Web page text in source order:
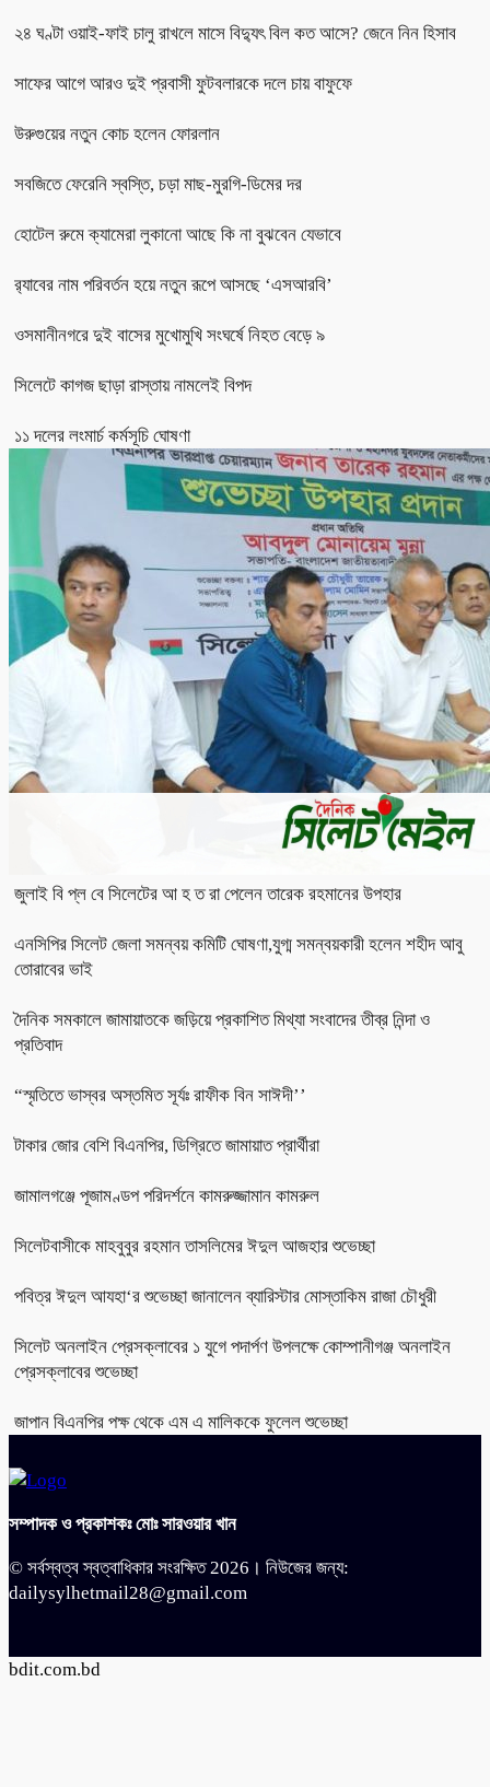
২৪ ঘণ্টা ওয়াই-ফাই চালু রাখলে মাসে বিদ্যুৎ বিল কত আসে? জেনে নিন হিসাব
সাফের আগে আরও দুই প্রবাসী ফুটবলারকে দলে চায় বাফুফে
উরুগুয়ের নতুন কোচ হলেন ফোরলান
সবজিতে ফেরেনি স্বস্তি, চড়া মাছ-মুরগি-ডিমের দর
হোটেল রুমে ক্যামেরা লুকানো আছে কি না বুঝবেন যেভাবে
র‌্যাবের নাম পরিবর্তন হয়ে নতুন রূপে আসছে ‘এসআরবি’
ওসমানীনগরে দুই বাসের মুখোমুখি সংঘর্ষে নিহত বেড়ে ৯
সিলেটে কাগজ ছাড়া রাস্তায় নামলেই বিপদ
১১ দলের লংমার্চ কর্মসূচি ঘোষণা
জুলাই বি প্ল বে সিলেটের আ হ ত রা পেলেন তারেক রহমানের উপহার
এনসিপির সিলেট জেলা সমন্বয় কমিটি ঘোষণা,যুগ্ম সমন্বয়কারী হলেন শহীদ আবু
তোরাবের ভাই
দৈনিক সমকালে জামায়াতকে জড়িয়ে প্রকাশিত মিথ্যা সংবাদের তীব্র নিন্দা ও
প্রতিবাদ
“স্মৃতিতে ভাস্বর অস্তমিত সূর্যঃ রাফীক বিন সাঈদী’’
টাকার জোর বেশি বিএনপির, ডিগ্রিতে জামায়াত প্রার্থীরা
জামালগঞ্জে পূজামণ্ডপ পরিদর্শনে কামরুজ্জামান কামরুল
সিলেটবাসীকে মাহবুবুর রহমান তাসলিমের ঈদুল আজহার শুভেচ্ছা
পবিত্র ঈদুল আযহা‘র শুভেচ্ছা জানালেন ব্যারিস্টার মোস্তাকিম রাজা চৌধুরী
সিলেট অনলাইন প্রেসক্লাবের ১ যুগে পদার্পণ উপলক্ষে কোম্পানীগঞ্জ অনলাইন
প্রেসক্লাবের শুভেচ্ছা
জাপান বিএনপির পক্ষ থেকে এম এ মালিককে ফুলেল শুভেচ্ছা
সম্পাদক ও প্রকাশকঃ মোঃ সারওয়ার খান
© সর্বস্বত্ব স্বত্বাধিকার সংরক্ষিত 2026। নিউজের জন্য:
dailysylhetmail28@gmail.com
bdit.com.bd